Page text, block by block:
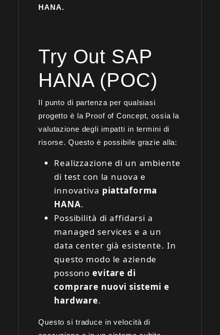
HANA.
Try Out SAP
HANA (POC)
Il punto di partenza per qualsiasi
progetto è la Proof of Concept, ossia la
valutazione degli impatti in termini di
risorse. Questo è possibile grazie alla:
Realizzazione di un ambiente
di test con la nuova e
innovativa piattaforma
HANA.
Possibilità di affidarsi a
managed services e a un
data center già esistente. In
questo modo le aziende
possonoevitare di
comprare nuovi sistemi e
hardware.
Questo si traduce in velocità di